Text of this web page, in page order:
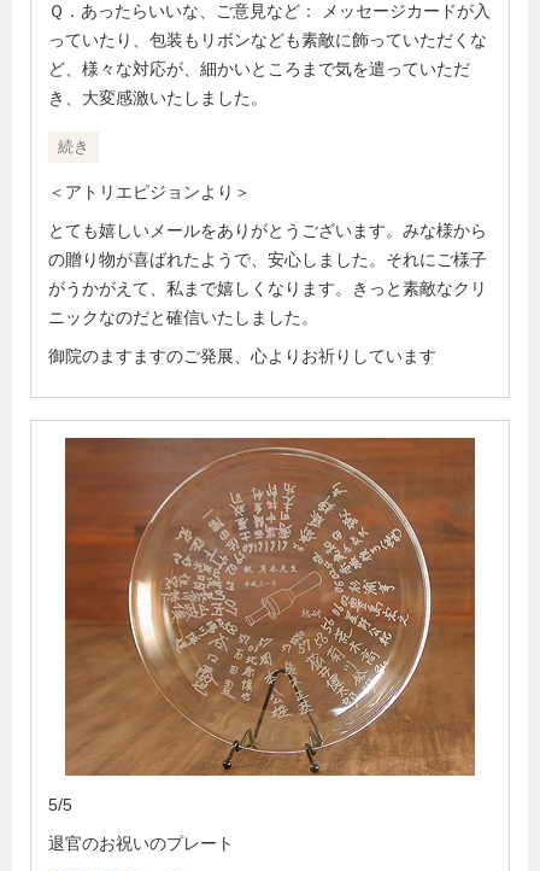
Ｑ．あったらいいな、ご意見など： メッセージカードが入
っていたり、包装もリボンなども素敵に飾っていただくな
ど、様々な対応が、細かいところまで気を遣っていただ
き、大変感激いたしました。
続き
＜アトリエピジョンより＞
とても嬉しいメールをありがとうございます。みな様から
の贈り物が喜ばれたようで、安心しました。それにご様子
がうかがえて、私まで嬉しくなります。きっと素敵なクリ
ニックなのだと確信いたしました。
御院のますますのご発展、心よりお祈りしています
5/5
退官のお祝いのプレート